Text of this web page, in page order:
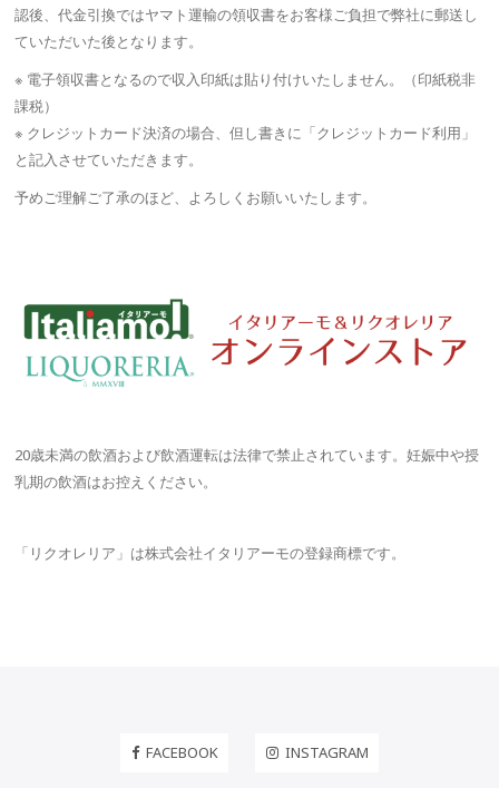
認後、代金引換ではヤマト運輸の領収書をお客様ご負担で弊社に郵送し
ていただいた後となります。
※ 電子領収書となるので収入印紙は貼り付けいたしません。（印紙税非
課税）
※ クレジットカード決済の場合、但し書きに「クレジットカード利用」
と記入させていただきます。
予めご理解ご了承のほど、よろしくお願いいたします。
20歳未満の飲酒および飲酒運転は法律で禁止されています。妊娠中や授
乳期の飲酒はお控えください。
「リクオレリア」は株式会社イタリアーモの登録商標です。
FACEBOOK INSTAGRAM